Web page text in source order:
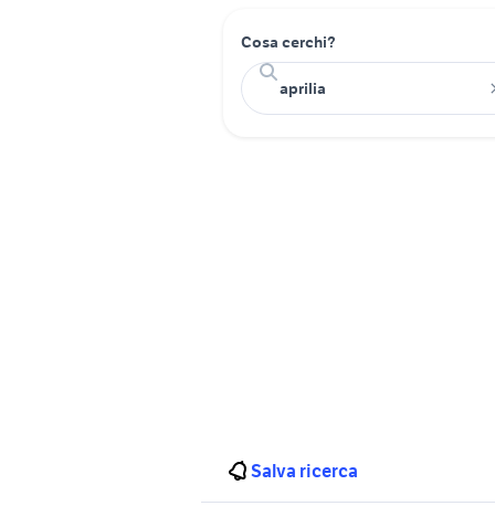
Cosa cerchi?
Salva ricerca